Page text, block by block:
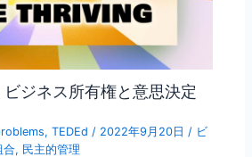
ジネス所有権と意思決定
,TEDEd / 2022年9月20日 / ビ
合, 民主的管理